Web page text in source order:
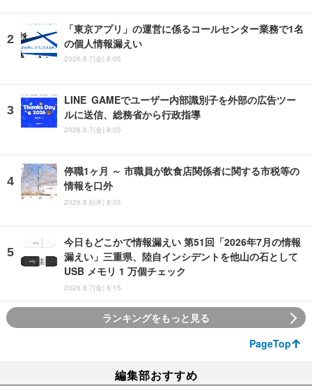
「東京アプリ」の運営に係るコールセンター業務で1名
の個人情報漏えい
2026.8.7(金) 8:05
LINE GAMEでユーザー内部識別子を外部の広告ツー
ルに送信、総務省から行政指導
2026.8.7(金) 8:05
停職1ヶ月 ～ 市職員が飲食店関係者に関する市税等の
情報を口外
2026.8.6(木) 8:05
今日もどこかで情報漏えい 第51回「2026年7月の情報
漏えい」三重県、陸自インシデントを他山の石として
USB メモリ 1 万個チェック
2026.8.7(金) 8:15
ランキングをもっと見る
PageTop
編集部おすすめ